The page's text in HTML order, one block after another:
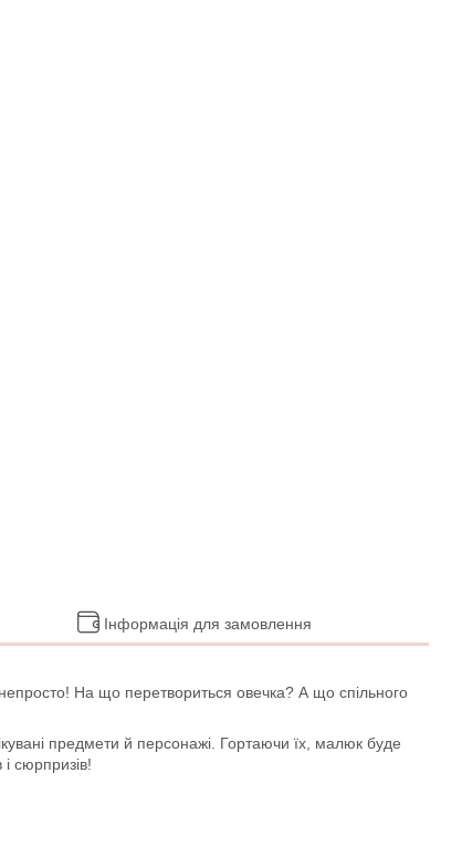
Інформація для замовлення
На що перетвориться овечка? А що спільного
предмети й персонажі. Гортаючи їх, малюк буде
сюрпризів!